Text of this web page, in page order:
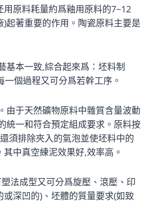
原料耗量約爲釉用原料的7~12
起著重要的作用。陶瓷原料主要是
基本一致,綜合起來爲：坯料制
個過程又可分爲若幹工序。
由于天然礦物原料中雜質含量波動
統一和符合預定組成要求。原料按
須排除夾入的氣泡並使坯料中的
中真空練泥效果好,效率高。
法成型又可分爲旋壓、滾壓、印
深凹的)、坯體的質量要求(如致